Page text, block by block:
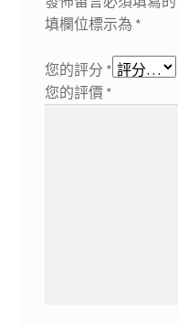
填欄位標示為 *
您的評分 *
您的評價 *